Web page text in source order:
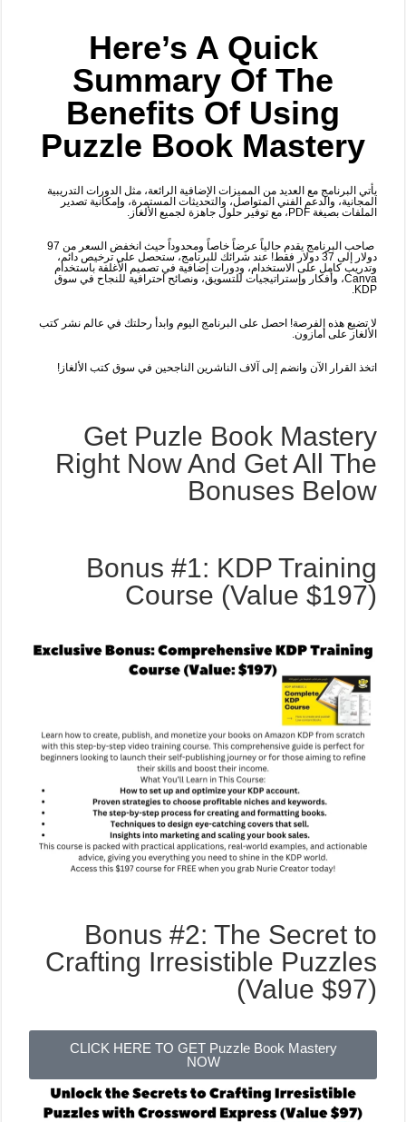
Here’s A Quick
Summary Of The
Benefits Of Using
Puzzle Book Mastery
يأتي البرنامج مع العديد من المميزات الإضافية الرائعة، مثل الدورات التدريبية
المجانية، والدعم الفني المتواصل، والتحديثات المستمرة، وإمكانية تصدير
الملفات بصيغة PDF، مع توفير حلول جاهزة لجميع الألغاز.
صاحب البرنامج يقدم حالياً عرضاً خاصاً ومحدوداً حيث انخفض السعر من 97
دولار إلى 37 دولار فقط! عند شرائك للبرنامج، ستحصل على ترخيص دائم،
وتدريب كامل على الاستخدام، ودورات إضافية في تصميم الأغلفة باستخدام
Canva، وأفكار وإستراتيجيات للتسويق، ونصائح احترافية للنجاح في سوق
KDP.
لا تضيع هذه الفرصة! احصل على البرنامج اليوم وابدأ رحلتك في عالم نشر كتب
الألغاز على أمازون.
اتخذ القرار الآن وانضم إلى آلاف الناشرين الناجحين في سوق كتب الألغاز!
Get Puzle Book Mastery
Right Now And Get All The
Bonuses Below
Bonus #1: KDP Training
Course (Value $197)
Bonus #2: The Secret to
Crafting Irresistible Puzzles
(Value $97)
CLICK HERE TO GET Puzzle Book Mastery
NOW